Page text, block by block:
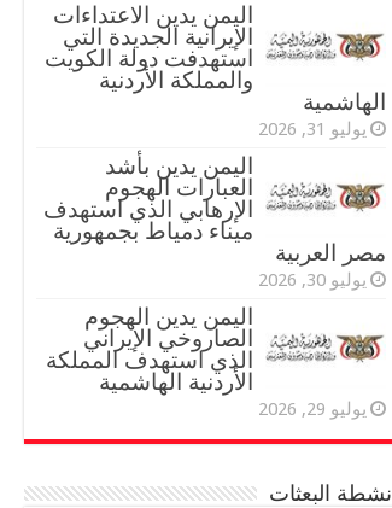
اليمن يدين الاعتداءات
الإيرانية الجديدة التي
استهدفت دولة الكويت
والمملكة الأردنية
الهاشمية
يوليو 31, 2026
اليمن يدين بأشد
العبارات الهجوم
الإرهابي الذي استهدف
ميناء دمياط بجمهورية
مصر العربية
يوليو 30, 2026
اليمن يدين الهجوم
الصاروخي الإيراني
الذي استهدف المملكة
الأردنية الهاشمية
يوليو 29, 2026
أنشطة البعثات